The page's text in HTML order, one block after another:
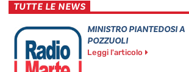
TUTTE LE NEWS
MINISTRO PIANTEDOSI A
POZZUOLI
Leggi l'articolo